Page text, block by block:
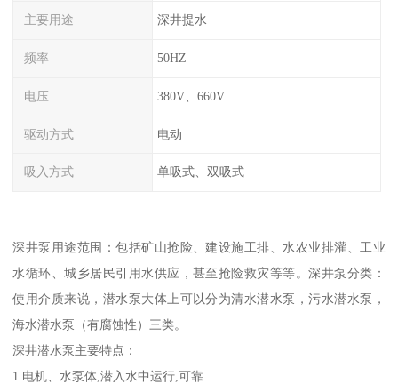
主要用途 深井提水
频率 50HZ
电压 380V、660V
驱动方式 电动
吸入方式 单吸式、双吸式
深井泵用途范围：包括矿山抢险、建设施工排、水农业排灌、工业
水循环、城乡居民引用水供应，甚至抢险救灾等等。深井泵分类：
使用介质来说，潜水泵大体上可以分为清水潜水泵，污水潜水泵，
海水潜水泵（有腐蚀性）三类。
深井潜水泵主要特点：
1.电机、水泵体,潜入水中运行,可靠.